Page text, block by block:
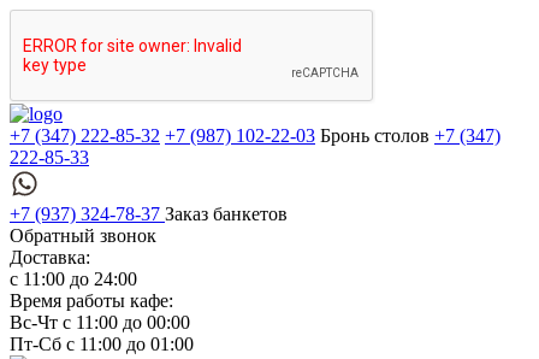
+7 (347) 222-85-32 +7 (987) 102-22-03 Бронь столов +7 (347)
222-85-33
+7 (937) 324-78-37 Заказ банкетов
Обратный звонок
Доставка:
с 11:00 до 24:00
Время работы кафе:
Вс-Чт с 11:00 до 00:00
Пт-Сб с 11:00 до 01:00